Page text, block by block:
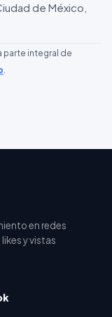
de México,
parte integral de
.
en redes
y vistas